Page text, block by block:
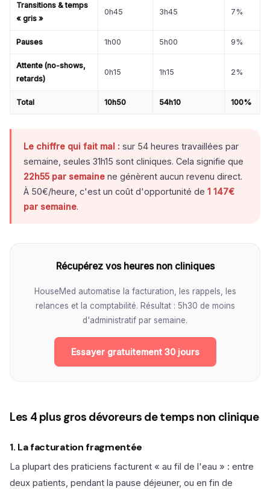
Transitions & temps
« gris »
0h45 3h45 7%
Pauses 1h00 5h00 9%
Attente (no-shows,
retards)
0h15 1h15 2%
Total 10h50 54h10 100%
Le chiffre qui fait mal : sur 54 heures travaillées par
semaine, seules 31h15 sont cliniques. Cela signifie que
22h55 par semaine ne génèrent aucun revenu direct.
À 50€/heure, c'est un coût d'opportunité de 1 147€
par semaine.
Récupérez vos heures non cliniques
HouseMed automatise la facturation, les rappels, les
relances et la comptabilité. Résultat : 5h30 de moins
d'administratif par semaine.
Essayer gratuitement 30 jours
Les 4 plus gros dévoreurs de temps non clinique
1. La facturation fragmentée
La plupart des praticiens facturent « au fil de l'eau » : entre
deux patients, pendant la pause déjeuner, ou en fin de